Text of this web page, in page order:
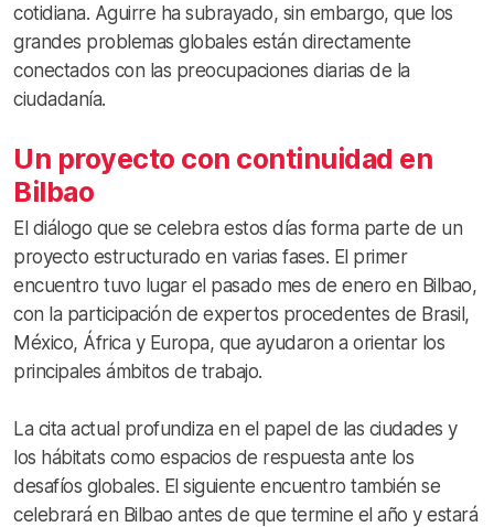
cotidiana. Aguirre ha subrayado, sin embargo, que los
grandes problemas globales están directamente
conectados con las preocupaciones diarias de la
ciudadanía.
Un proyecto con continuidad en
Bilbao
El diálogo que se celebra estos días forma parte de un
proyecto estructurado en varias fases. El primer
encuentro tuvo lugar el pasado mes de enero en Bilbao,
con la participación de expertos procedentes de Brasil,
México, África y Europa, que ayudaron a orientar los
principales ámbitos de trabajo.
La cita actual profundiza en el papel de las ciudades y
los hábitats como espacios de respuesta ante los
desafíos globales. El siguiente encuentro también se
celebrará en Bilbao antes de que termine el año y estará